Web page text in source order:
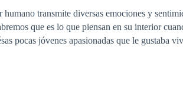
humano transmite diversas emociones y
que es lo que piensan en su interior
pocas jóvenes apasionadas que le gustaba
que se ofrecía a ayudar, eran buenos con ella.